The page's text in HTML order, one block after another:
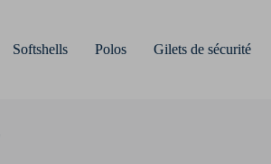
Softshells Polos Gilets de sécurité